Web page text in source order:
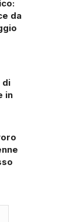
da
di
in